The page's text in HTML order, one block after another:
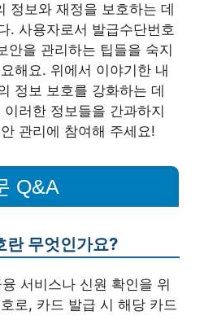
정보와 재정을 보호하는 데
. 사용자로서 발급수단번호
안을 관리하는 팁들을 숙지
해요. 위에서 이야기한 내
정보 보호를 강화하는 데
러한 정보들을 간과하지
관리에 참여해 주세요!
Q&A
란 무엇인가요?
서비스나 신원 확인을 위
로, 카드 발급 시 해당 카드